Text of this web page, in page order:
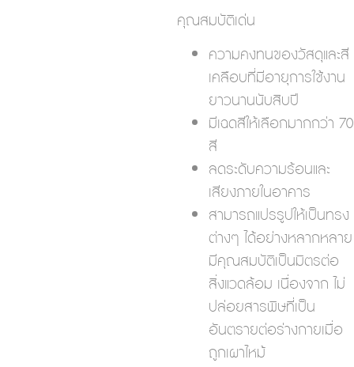
คุณสมบัติเด่น
ความคงทนของวัสดุและสี
เคลือบที่มีอายุการใช้งาน
ยาวนานนับสิบปี
มีเฉดสีให้เลือกมากกว่า 70
สี
ลดระดับความร้อนและ
เสียงภายในอาคาร
สามารถแปรรูปให้เป็นทรง
ต่างๆ ได้อย่างหลากหลาย
มีคุณสมบัติเป็นมิตรต่อ
สิ่งแวดล้อม เนื่องจาก ไม่
ปล่อยสารพิษที่เป็น
อันตรายต่อร่างกายเมื่อ
ถูกเผาไหม้